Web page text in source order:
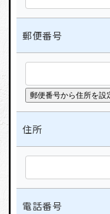
郵便番号
住所
電話番号